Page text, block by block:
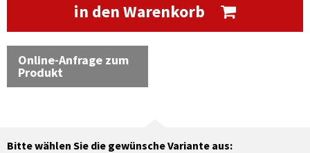
in den Warenkorb
Online-Anfrage zum
Produkt
Bitte wählen Sie die gewünsche Variante aus: